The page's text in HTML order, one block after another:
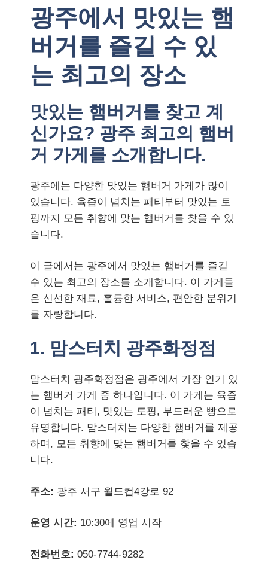
광주에서 맛있는 햄
버거를 즐길 수 있
는 최고의 장소
맛있는 햄버거를 찾고 계
신가요? 광주 최고의 햄버
거 가게를 소개합니다.
광주에는 다양한 맛있는 햄버거 가게가 많이
있습니다. 육즙이 넘치는 패티부터 맛있는 토
핑까지 모든 취향에 맞는 햄버거를 찾을 수 있
습니다.
이 글에서는 광주에서 맛있는 햄버거를 즐길
수 있는 최고의 장소를 소개합니다. 이 가게들
은 신선한 재료, 훌륭한 서비스, 편안한 분위기
를 자랑합니다.
1. 맘스터치 광주화정점
맘스터치 광주화정점은 광주에서 가장 인기 있
는 햄버거 가게 중 하나입니다. 이 가게는 육즙
이 넘치는 패티, 맛있는 토핑, 부드러운 빵으로
유명합니다. 맘스터치는 다양한 햄버거를 제공
하며, 모든 취향에 맞는 햄버거를 찾을 수 있습
니다.
주소: 광주 서구 월드컵4강로 92
운영 시간: 10:30에 영업 시작
전화번호: 050-7744-9282